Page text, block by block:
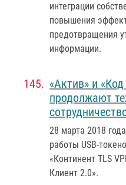
интеграции
повышения
предотвращения
информации.
«Актив» и
продолжают
28 марта 2018 года
работы USB-
«Континент TLS
Клиент 2.0».